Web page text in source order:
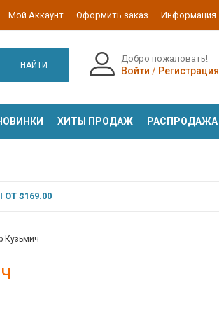
Мой Аккаунт Оформить заказ Информация
НАЙТИ
Добро пожаловать!
Войти / Регистрация
ХИТЫ ПРОДАЖ РАСПРОДАЖА
$169.00
Кузьмич